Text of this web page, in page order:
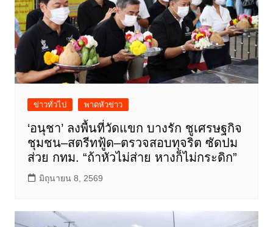
ข่าวทั่วไป พาดหัวข่าว
‘อนุชา’ ลงพื้นที่วัดแขก บางรัก ชูเศรษฐกิจ
ชุมชน–สตรีทฟู้ด–ตรวจสอบทุจริต ซัดปม
ส่วย กทม. “ถ้าหัวไม่ส่าย หางก็ไม่กระดิก”
มิถุนายน 8, 2569